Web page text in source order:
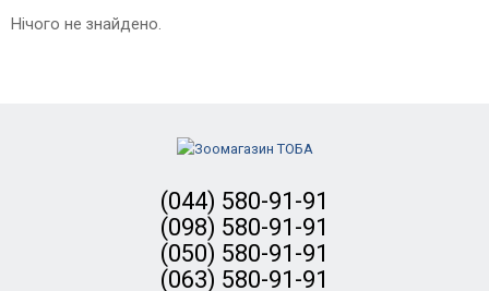
Нічого не знайдено.
(044) 580-91-91
(098) 580-91-91
(050) 580-91-91
(063) 580-91-91